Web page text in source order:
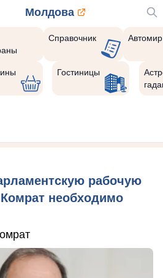
Молдова
Справочник Автомир
Гостиницы
рабочую
необходимо